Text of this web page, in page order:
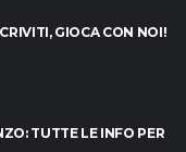
GIOCA CON NOI!
TUTTE LE INFO PER